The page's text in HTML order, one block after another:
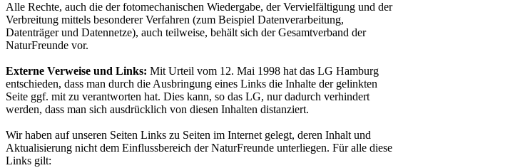
Alle Rechte, auch die der fotomechanischen Wiedergabe, der Vervielfältigung und der
Verbreitung mittels besonderer Verfahren (zum Beispiel Datenverarbeitung,
Datenträger und Datennetze), auch teilweise, behält sich der Gesamtverband der
NaturFreunde vor.
Externe Verweise und Links: Mit Urteil vom 12. Mai 1998 hat das LG Hamburg
entschieden, dass man durch die Ausbringung eines Links die Inhalte der gelinkten
Seite ggf. mit zu verantworten hat. Dies kann, so das LG, nur dadurch verhindert
werden, dass man sich ausdrücklich von diesen Inhalten distanziert.
Wir haben auf unseren Seiten Links zu Seiten im Internet gelegt, deren Inhalt und
Aktualisierung nicht dem Einflussbereich der NaturFreunde unterliegen. Für alle diese
Links gilt: